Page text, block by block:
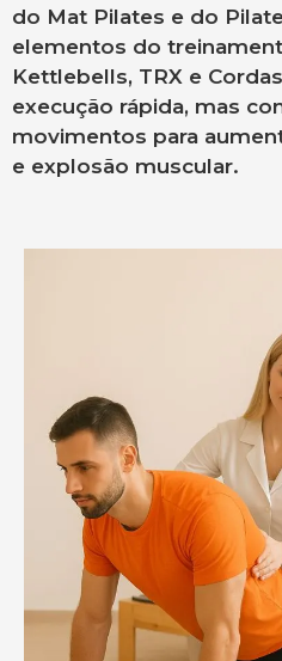
do Mat Pilates e do
elementos do
Kettlebells, TRX e
execução rápida, mas
movimentos para
e explosão muscular.